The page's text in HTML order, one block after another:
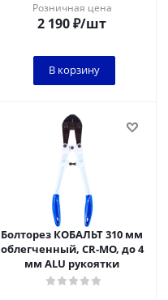
Розничная цена
2 190₽/шт
В корзину
Болторез КОБАЛЬТ 310 мм
облегченный, CR-MO, до 4
мм ALU рукоятки